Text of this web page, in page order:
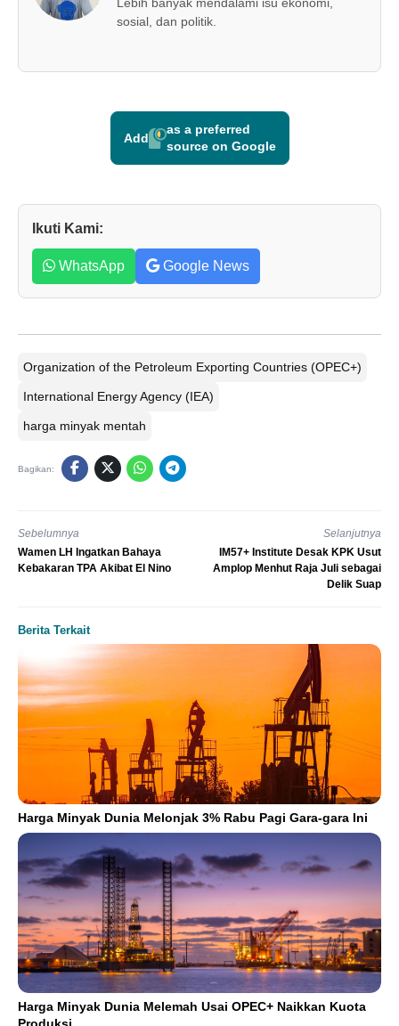
Lebih banyak mendalami isu ekonomi,
sosial, dan politik.
Add
as a preferred
source on Google
Ikuti Kami:
WhatsApp Google News
Organization of the Petroleum Exporting Countries (OPEC+)
International Energy Agency (IEA)
harga minyak mentah
Bagikan:
Sebelumnya
Wamen LH Ingatkan Bahaya
Kebakaran TPA Akibat El Nino
Selanjutnya
IM57+ Institute Desak KPK Usut
Amplop Menhut Raja Juli sebagai
Delik Suap
Berita Terkait
Harga Minyak Dunia Melonjak 3% Rabu Pagi Gara-gara Ini
Harga Minyak Dunia Melemah Usai OPEC+ Naikkan Kuota